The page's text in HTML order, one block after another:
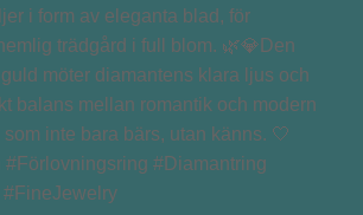
i form av eleganta blad, för
trädgård i full blom. 🌿💎Den
möter diamantens klara ljus och
balans mellan romantik och modern
inte bara bärs, utan känns. 🤍
#Förlovningsring #Diamantring